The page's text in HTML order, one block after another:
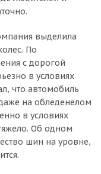
выделила
По
с дорогой
в условиях
что автомобиль
на обледенелом
в условиях
Об одном
шин на уровне,